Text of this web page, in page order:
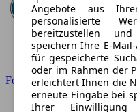
Ford
Angebote aus
personalisierte
bereitzustellen
speichern Ihre E-
für gespeicherte
oder im Rahmen der
erleichtert Ihnen die
erneute Eingabe bei
Ihrer Einwilligung